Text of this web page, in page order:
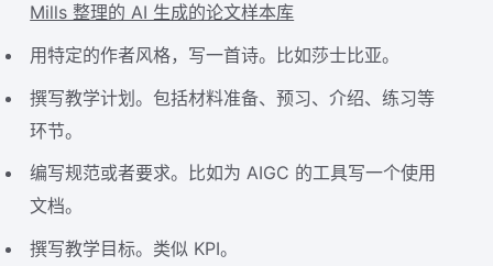
Mills 整理的 AI 生成的论文样本库
用特定的作者风格，写一首诗。比如莎士比亚。
撰写教学计划。包括材料准备、预习、介绍、练习等
环节。
编写规范或者要求。比如为 AIGC 的工具写一个使用
文档。
撰写教学目标。类似 KPI。